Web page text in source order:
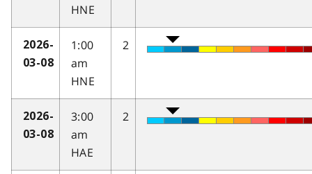
HNE
2026-
03-08
1:00
am
HNE
2
2026-
03-08
3:00
am
HAE
2